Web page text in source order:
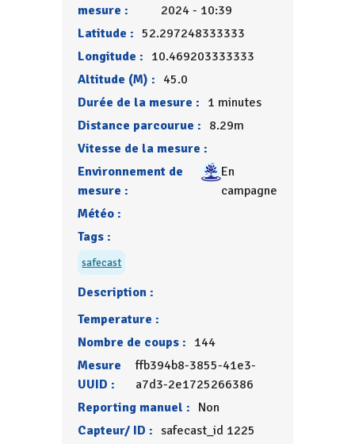
mesure :
2024 - 10:39
Latitude : 52.297248333333
Longitude : 10.469203333333
Altitude (M) : 45.0
Durée de la mesure : 1 minutes
Distance parcourue : 8.29m
Vitesse de la mesure :
Environnement de
mesure :
En
campagne
Météo :
Tags :
safecast
Description :
Temperature :
Nombre de coups : 144
Mesure
UUID :
ffb394b8-3855-41e3-
a7d3-2e1725266386
Reporting manuel : Non
Capteur/ ID : safecast_id 1225